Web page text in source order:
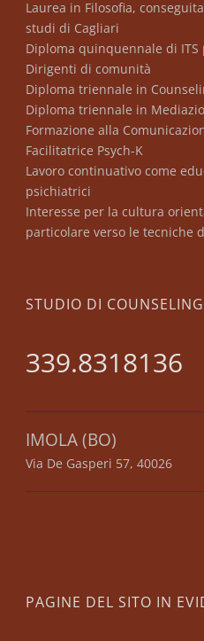
Laurea in Filosofia,
studi di Cagliari
Diploma quinquennale di
Dirigenti di comunità
Diploma triennale in
Diploma triennale in
Formazione alla
Facilitatrice Psych-K
Lavoro continuativo come
psichiatrici
Interesse per la cultura
particolare verso le tecniche
STUDIO DI
339.8318136
IMOLA (BO)
Via De Gasperi 57, 40026
PAGINE DEL SITO IN